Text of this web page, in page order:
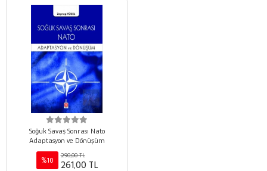
Soğuk Savaş Sonrası Nato
Adaptasyon ve Dönüşüm
%10
290,00 TL
261,00 TL